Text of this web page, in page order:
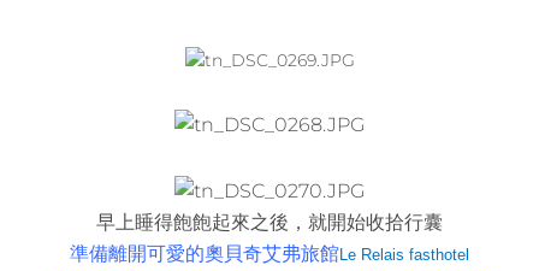
早上睡得飽飽起來之後，就開始收拾行囊
準備離開可愛的奧貝奇艾弗旅館 Le Relais fasthotel